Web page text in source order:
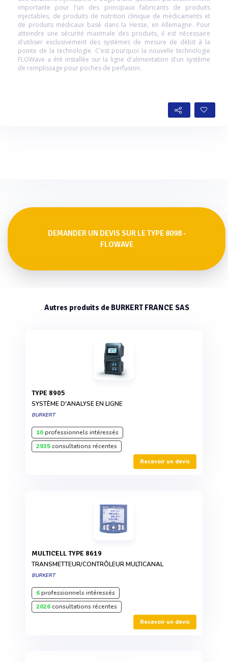
importante pour l'un des principaux fabricants de produits
injectables, de produits de nutrition clinique de médicaments et
de produits médicaux basé dans la Hesse, en Allemagne. Pour
atteindre une sécurité maximale des produits, il est nécessaire
d'utiliser exclusivement des systèmes de mesure de débit à la
pointe de la technologie. C'est pourquoi la nouvelle technologie
FLOWave a été installée sur la ligne d'alimentation d'un système
de remplissage pour poches de perfusion.
DEMANDER UN DEVIS SUR LE TYPE 8098 -
FLOWAVE
Autres produits de BURKERT FRANCE SAS
TYPE 8905
SYSTÈME D'ANALYSE EN LIGNE
BURKERT
10professionnels intéressés
2935consultations récentes
Recevoir un devis
MULTICELL TYPE 8619
TRANSMETTEUR/CONTRÔLEUR MULTICANAL
BURKERT
6professionnels intéressés
2026consultations récentes
Recevoir un devis